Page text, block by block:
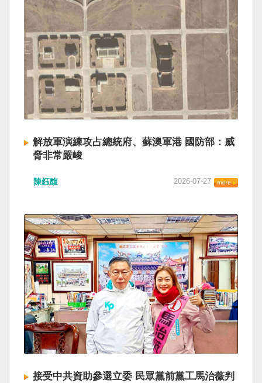
解放軍演練攻占總統府、蘇澳軍港 國防部：威
脅非常嚴峻
陳鈺馥 2026-07-27
接受中共資助參選立委 民眾黨前黨工馬治薇判